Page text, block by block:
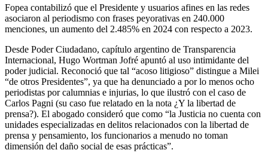
Fopea contabilizó que el Presidente y usuarios afines en las redes
asociaron al periodismo con frases peyorativas en 240.000
menciones, un aumento del 2.485% en 2024 con respecto a 2023.
Desde Poder Ciudadano, capítulo argentino de Transparencia
Internacional, Hugo Wortman Jofré apuntó al uso intimidante del
poder judicial. Reconoció que tal “acoso litigioso” distingue a Milei
“de otros Presidentes”, ya que ha denunciado a por lo menos ocho
periodistas por calumnias e injurias, lo que ilustró con el caso de
Carlos Pagni (su caso fue relatado en la nota ¿Y la libertad de
prensa?). El abogado consideró que como “la Justicia no cuenta con
unidades especializadas en delitos relacionados con la libertad de
prensa y pensamiento, los funcionarios a menudo no toman
dimensión del daño social de esas prácticas”.